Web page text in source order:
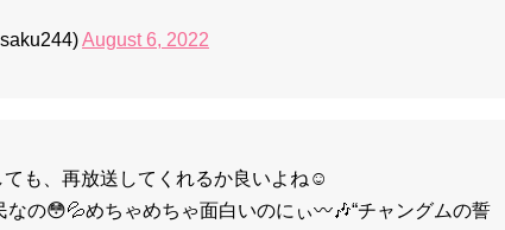
August 6, 2022
ても、再放送してくれるか良いよね☺️
なの😳💦めちゃめちゃ面白いのにぃ〰️🎶“チャングムの誓